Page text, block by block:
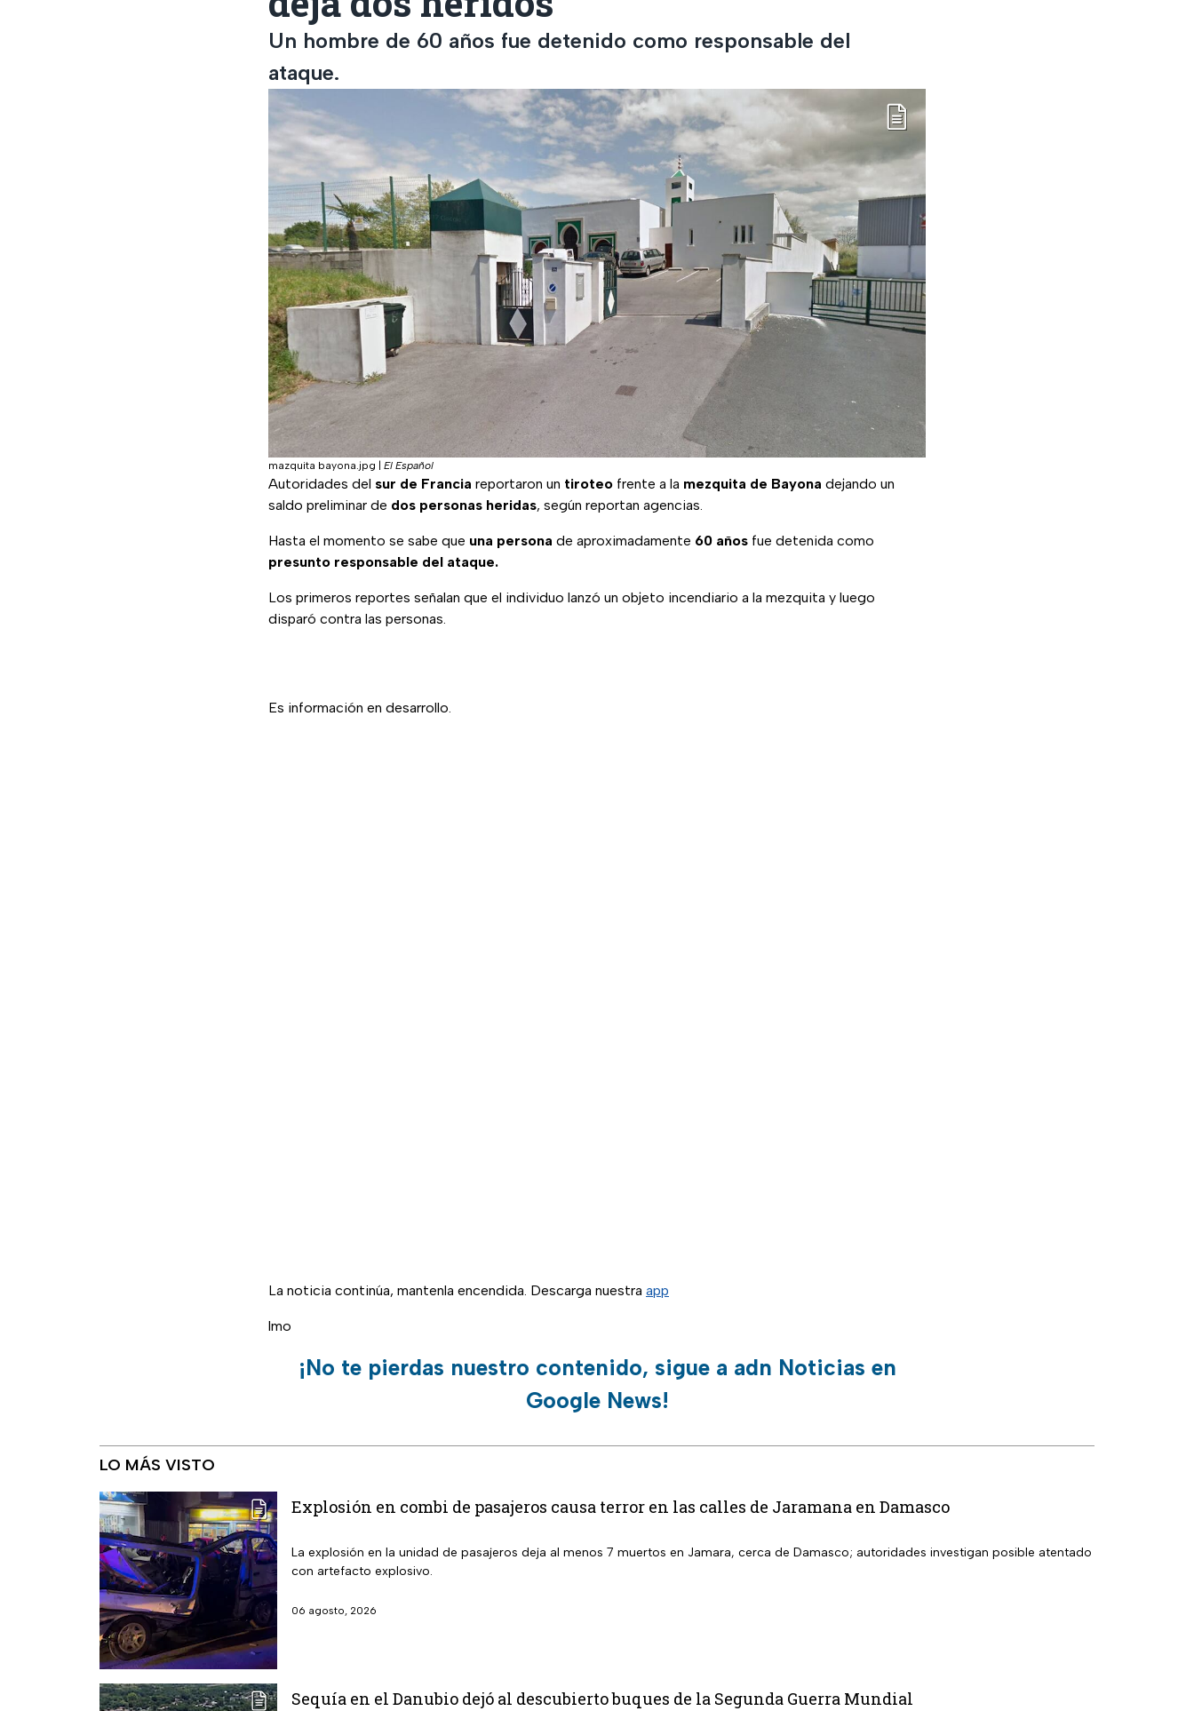
Un hombre de 60 años fue detenido como responsable del
ataque.
mazquita bayona.jpg El Español
Autoridades del sur de Francia reportaron un tiroteo frente a la mezquita de Bayona dejando un
saldo preliminar de dos personas heridas, según reportan agencias.
Hasta el momento se sabe que una persona de aproximadamente 60 años fue detenida como
presunto responsable del ataque.
Los primeros reportes señalan que el individuo lanzó un objeto incendiario a la mezquita y luego
disparó contra las personas.
Es información en desarrollo.
La noticia continúa, mantenla encendida. Descarga nuestra app
lmo
¡No te pierdas nuestro contenido, sigue a adn Noticias en
Google News!
LO MÁS VISTO
Explosión en combi de pasajeros causa terror en las calles de Jaramana en Damasco
La explosión en la unidad de pasajeros deja al menos 7 muertos en Jamara, cerca de Damasco; autoridades investigan posible atentado
con artefacto explosivo.
06 agosto, 2026
Sequía en el Danubio dejó al descubierto buques de la Segunda Guerra Mundial